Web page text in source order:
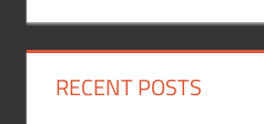
RECENT POSTS